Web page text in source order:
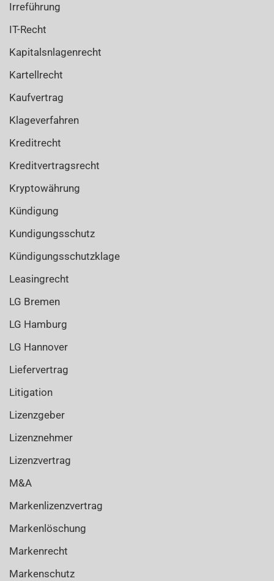
Irreführung
IT-Recht
Kapitalsnlagenrecht
Kartellrecht
Kaufvertrag
Klageverfahren
Kreditrecht
Kreditvertragsrecht
Kryptowährung
Kündigung
Kundigungsschutz
Kündigungsschutzklage
Leasingrecht
LG Bremen
LG Hamburg
LG Hannover
Liefervertrag
Litigation
Lizenzgeber
Lizenznehmer
Lizenzvertrag
M&A
Markenlizenzvertrag
Markenlöschung
Markenrecht
Markenschutz